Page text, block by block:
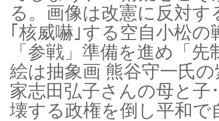
る。画像は改憲に反対
｢核威嚇｣する空自小松
「参戦」準備を進め「
絵は抽象画 熊谷守一氏
家志田弘子さんの母と子
壊する政権を倒し平和